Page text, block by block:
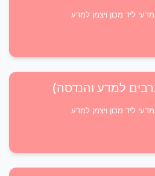
מדעי ליד מכון ויצמן למדע
למדע והנדסה)
מדעי ליד מכון ויצמן למדע